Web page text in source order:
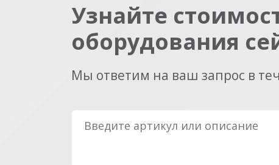
Узнайте
оборудования
Мы ответим на ваш запрос в